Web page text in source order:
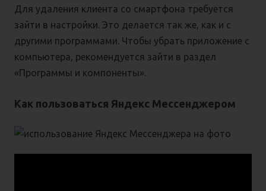
Для удаления клиента со смартфона требуется
зайти в настройки. Это делается так же, как и с
другими программами. Чтобы убрать приложение с
компьютера, рекомендуется зайти в раздел
«Программы и компоненты».
Как пользоваться Яндекс Мессенджером